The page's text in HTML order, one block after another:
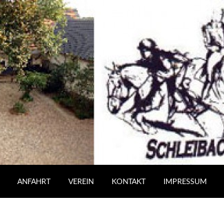
ANFAHRT VEREIN KONTAKT IMPRESSUM